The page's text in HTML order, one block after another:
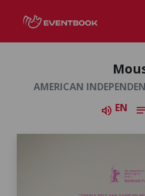
AMERICAN
volume_up EN